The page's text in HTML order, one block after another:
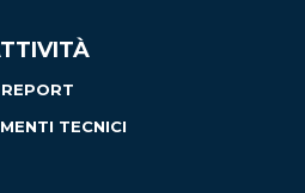
REPORT
TECNICI